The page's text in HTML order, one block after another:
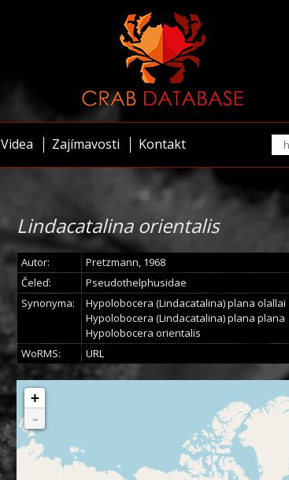
Videa Zajímavosti Kontakt
Lindacatalina orientalis
Autor:
Pretzmann, 1968
Čeleď:
Pseudothelphusidae
Synonyma:
Hypolobocera (Lindacatalina) plana olallai
Hypolobocera (Lindacatalina) plana plana
Hypolobocera orientalis
WoRMS:
URL
+
-